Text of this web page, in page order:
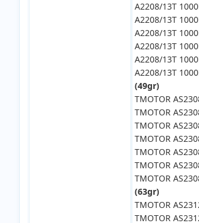
A2208/13T
A2208/13T
A2208/13T
A2208/13T
A2208/13T
A2208/13T
(49gr)
TMOTOR
TMOTOR
TMOTOR
TMOTOR
TMOTOR
TMOTOR
TMOTOR
(63gr)
TMOTOR
TMOTOR